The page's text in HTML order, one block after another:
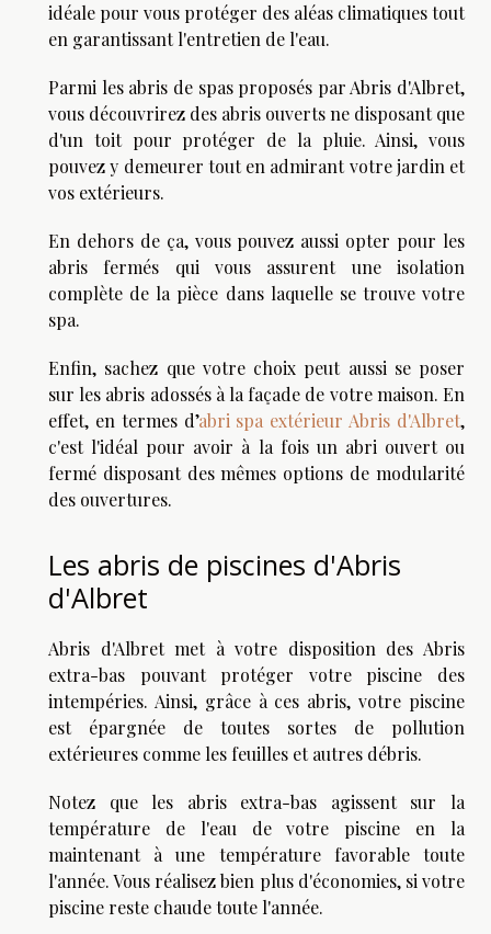
idéale pour vous protéger des aléas climatiques tout
en garantissant l'entretien de l'eau.
Parmi les abris de spas proposés par Abris d'Albret,
vous découvrirez des abris ouverts ne disposant que
d'un toit pour protéger de la pluie. Ainsi, vous
pouvez y demeurer tout en admirant votre jardin et
vos extérieurs.
En dehors de ça, vous pouvez aussi opter pour les
abris fermés qui vous assurent une isolation
complète de la pièce dans laquelle se trouve votre
spa.
Enfin, sachez que votre choix peut aussi se poser
sur les abris adossés à la façade de votre maison. En
effet, en termes d’abri spa extérieur Abris d'Albret,
c'est l'idéal pour avoir à la fois un abri ouvert ou
fermé disposant des mêmes options de modularité
des ouvertures.
Les abris de piscines d'Abris
d'Albret
Abris d'Albret met à votre disposition des Abris
extra-bas pouvant protéger votre piscine des
intempéries. Ainsi, grâce à ces abris, votre piscine
est épargnée de toutes sortes de pollution
extérieures comme les feuilles et autres débris.
Notez que les abris extra-bas agissent sur la
température de l'eau de votre piscine en la
maintenant à une température favorable toute
l'année. Vous réalisez bien plus d'économies, si votre
piscine reste chaude toute l'année.